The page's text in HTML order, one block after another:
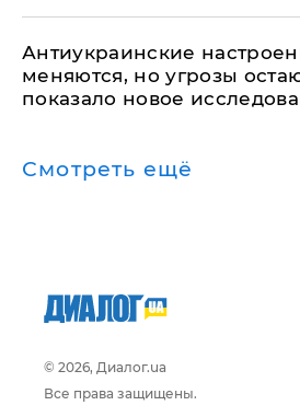
Антиукраинские
меняются, но угрозы
показало новое
Смотреть ещё
© 2026, Диалог.ua
Все права защищены.